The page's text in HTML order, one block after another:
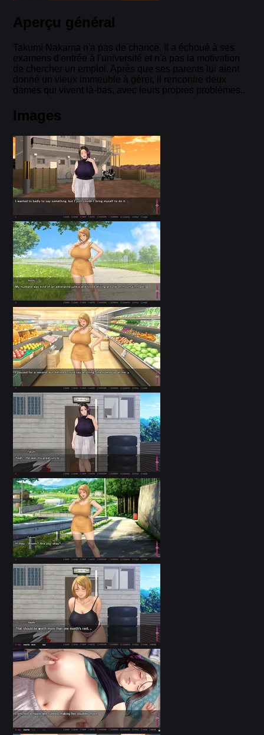
Aperçu général
Takumi Nakama n'a pas de chance. Il a échoué à ses
examens d'entrée à l'université et n'a pas la motivation
de chercher un emploi. Après que ses parents lui aient
donné un vieux immeuble à gérer, il rencontre deux
dames qui vivent là-bas, avec leurs propres problèmes..
Images